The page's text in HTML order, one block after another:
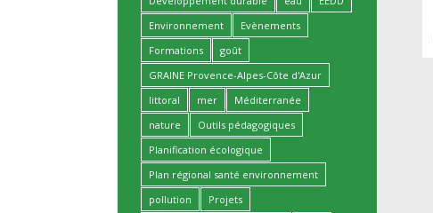
Environnement
Evènements
Formations
goût
GRAINE Provence-Alpes-Côte d'Azur
littoral
mer
Méditerranée
nature
Outils pédagogiques
Planification écologique
Plan régional santé environnement
pollution
Projets